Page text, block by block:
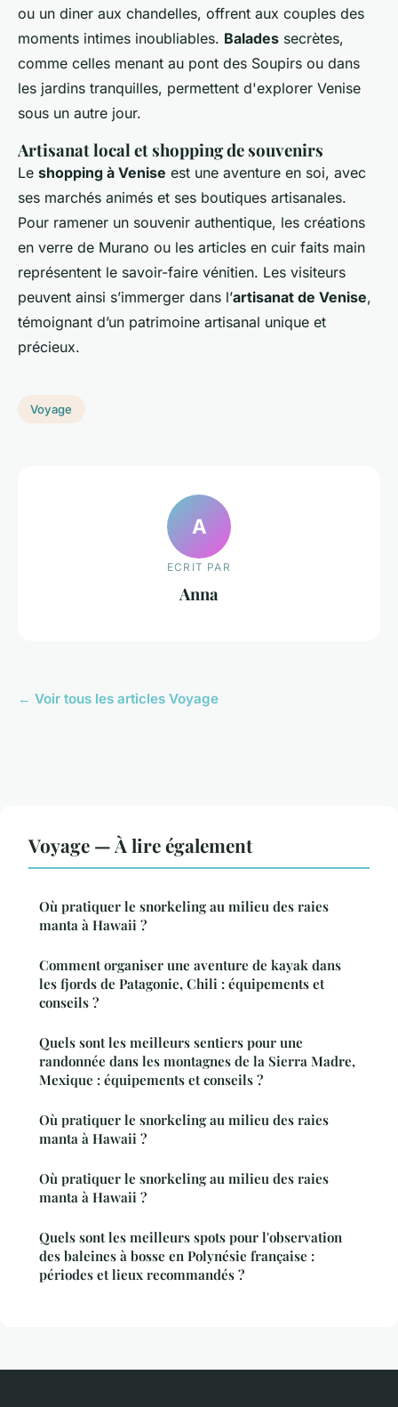
ou un diner aux chandelles, offrent aux couples des
moments intimes inoubliables. Balades secrètes,
comme celles menant au pont des Soupirs ou dans
les jardins tranquilles, permettent d'explorer Venise
sous un autre jour.
Artisanat local et shopping de souvenirs
Le shopping à Venise est une aventure en soi, avec
ses marchés animés et ses boutiques artisanales.
Pour ramener un souvenir authentique, les créations
en verre de Murano ou les articles en cuir faits main
représentent le savoir-faire vénitien. Les visiteurs
peuvent ainsi s’immerger dans l’artisanat de Venise,
témoignant d’un patrimoine artisanal unique et
précieux.
Voyage
A
ECRIT PAR
Anna
← Voir tous les articles Voyage
Voyage — À lire également
Où pratiquer le snorkeling au milieu des raies
manta à Hawaii ?
Comment organiser une aventure de kayak dans
les fjords de Patagonie, Chili : équipements et
conseils ?
Quels sont les meilleurs sentiers pour une
randonnée dans les montagnes de la Sierra Madre,
Mexique : équipements et conseils ?
Où pratiquer le snorkeling au milieu des raies
manta à Hawaii ?
Où pratiquer le snorkeling au milieu des raies
manta à Hawaii ?
Quels sont les meilleurs spots pour l'observation
des baleines à bosse en Polynésie française :
périodes et lieux recommandés ?